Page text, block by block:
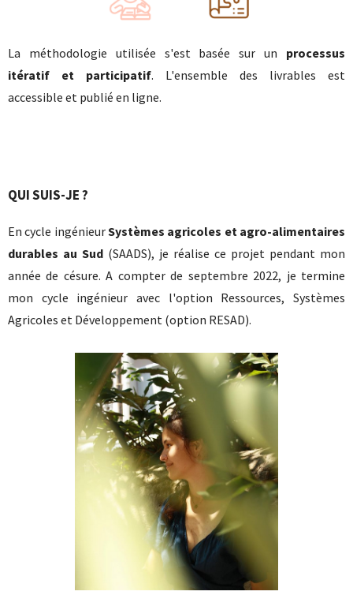
La méthodologie utilisée s'est basée sur un processus
itératif et participatif. L'ensemble des livrables est
accessible et publié en ligne.
QUI SUIS-JE ?
En cycle ingénieurSystèmes agricoles et agro-alimentaires
durables au Sud (SAADS), je réalise ce projet pendant mon
année de césure. A compter de septembre 2022, je termine
mon cycle ingénieur avec l'option Ressources, Systèmes
Agricoles et Développement (option RESAD).